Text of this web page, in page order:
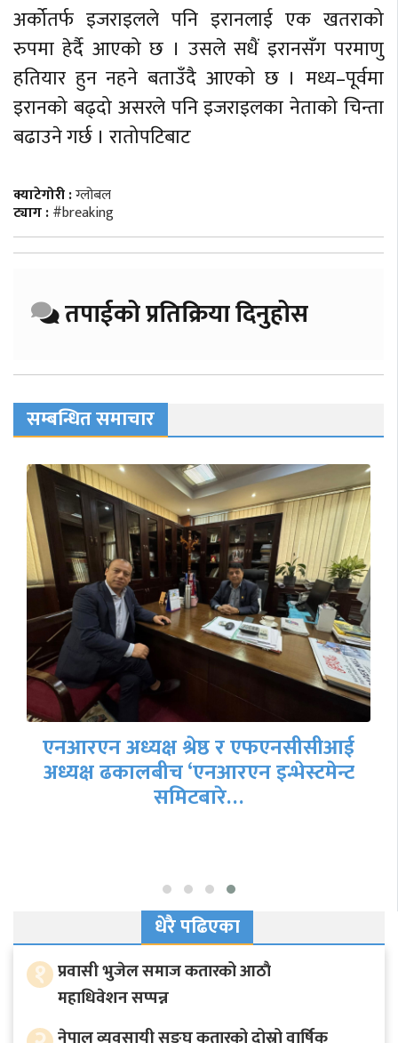
अर्कोतर्फ इजराइलले पनि इरानलाई एक खतराको
रुपमा हेर्दै आएको छ । उसले सधैं इरानसँग परमाणु
हतियार हुन नहने बताउँदै आएको छ । मध्य–पूर्वमा
इरानको बढ्दो असरले पनि इजराइलका नेताको चिन्ता
बढाउने गर्छ । रातोपटिबाट
क्याटेगोरी :ग्लोबल
ट्याग :#breaking
तपाईको प्रतिक्रिया दिनुहोस
सम्बन्धित समाचार
एनआरएन अध्यक्ष श्रेष्ठ र एफएनसीसीआई
अध्यक्ष ढकालबीच ‘एनआरएन इन्भेस्टमेन्ट
समिटबारे…
धेरै पढिएका
१ प्रवासी भुजेल समाज कतारको आठाै
महाधिवेशन सप्पन्न